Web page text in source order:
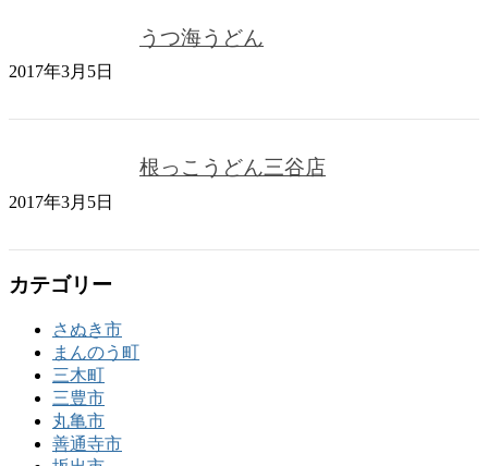
うつ海うどん
2017年3月5日
根っこうどん三谷店
2017年3月5日
カテゴリー
さぬき市
まんのう町
三木町
三豊市
丸亀市
善通寺市